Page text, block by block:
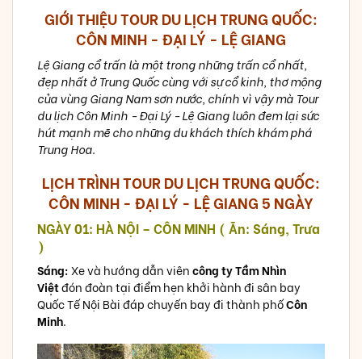
GIỚI THIỆU TOUR DU LỊCH TRUNG QUỐC:
CÔN MINH - ĐẠI LÝ - LỆ GIANG
Lệ Giang cổ trấn là một trong những trấn cổ nhất,
đẹp nhất ở Trung Quốc cùng với sự cổ kinh, thơ mộng
của vùng Giang Nam sơn nước, chính vì vậy mà Tour
du lịch Côn Minh - Đại Lý - Lệ Giang luôn đem lại sức
hút mạnh mẽ cho những du khách thích khám phá
Trung Hoa.
LỊCH TRÌNH TOUR DU LỊCH TRUNG QUỐC:
CÔN MINH - ĐẠI LÝ - LỆ GIANG 5 NGÀY
NGÀY 01: HÀ NỘI – CÔN MINH ( Ăn: Sáng, Trưa
)
Sáng:Xe và hướng dẫn viêncông ty Tầm Nhìn
Việtđón đoàn tại điểm hẹn khởi hành đi sân bay
Quốc Tế Nội Bài đáp chuyến bay đi thành phốCôn
Minh.